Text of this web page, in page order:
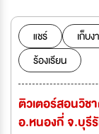
แชร์ เก็บ
ร้องเรียน
ติวเตอร์สอนวิ
อ.หนองกี่ จ.บุรี